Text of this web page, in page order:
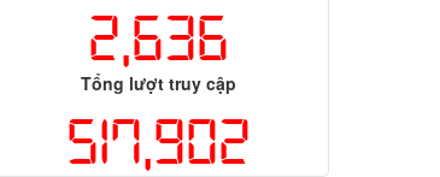
2,636
Tổng lượt truy cập
517,902